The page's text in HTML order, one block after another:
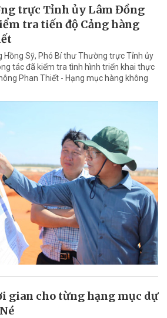
trực Tỉnh ủy Lâm Đồng
tra tiến độ Cảng hàng
Hồng Sỹ, Phó Bí thư Thường trực Tỉnh ủy
tác đã kiểm tra tình hình triển khai thực
Phan Thiết - Hạng mục hàng không
gian cho từng hạng mục dự